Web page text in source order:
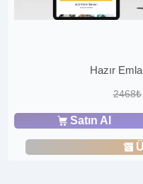
Hazır
2468₺
Satın Al